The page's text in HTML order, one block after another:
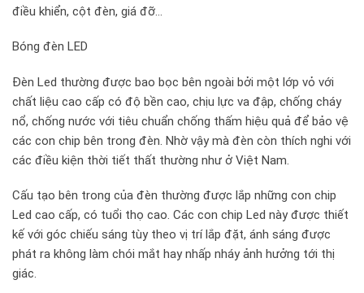
điều khiển, cột đèn, giá đỡ…
Bóng đèn LED
Đèn Led thường được bao bọc bên ngoài bởi một lớp vỏ với
chất liệu cao cấp có độ bền cao, chịu lực va đập, chống cháy
nổ, chống nước với tiêu chuẩn chống thấm hiệu quả để bảo vệ
các con chip bên trong đèn. Nhờ vậy mà đèn còn thích nghi với
các điều kiện thời tiết thất thường như ở Việt Nam.
Cấu tạo bên trong của đèn thường được lắp những con chip
Led cao cấp, có tuổi thọ cao. Các con chip Led này được thiết
kế với góc chiếu sáng tùy theo vị trí lắp đặt, ánh sáng được
phát ra không làm chói mắt hay nhấp nháy ảnh hưởng tới thị
giác.